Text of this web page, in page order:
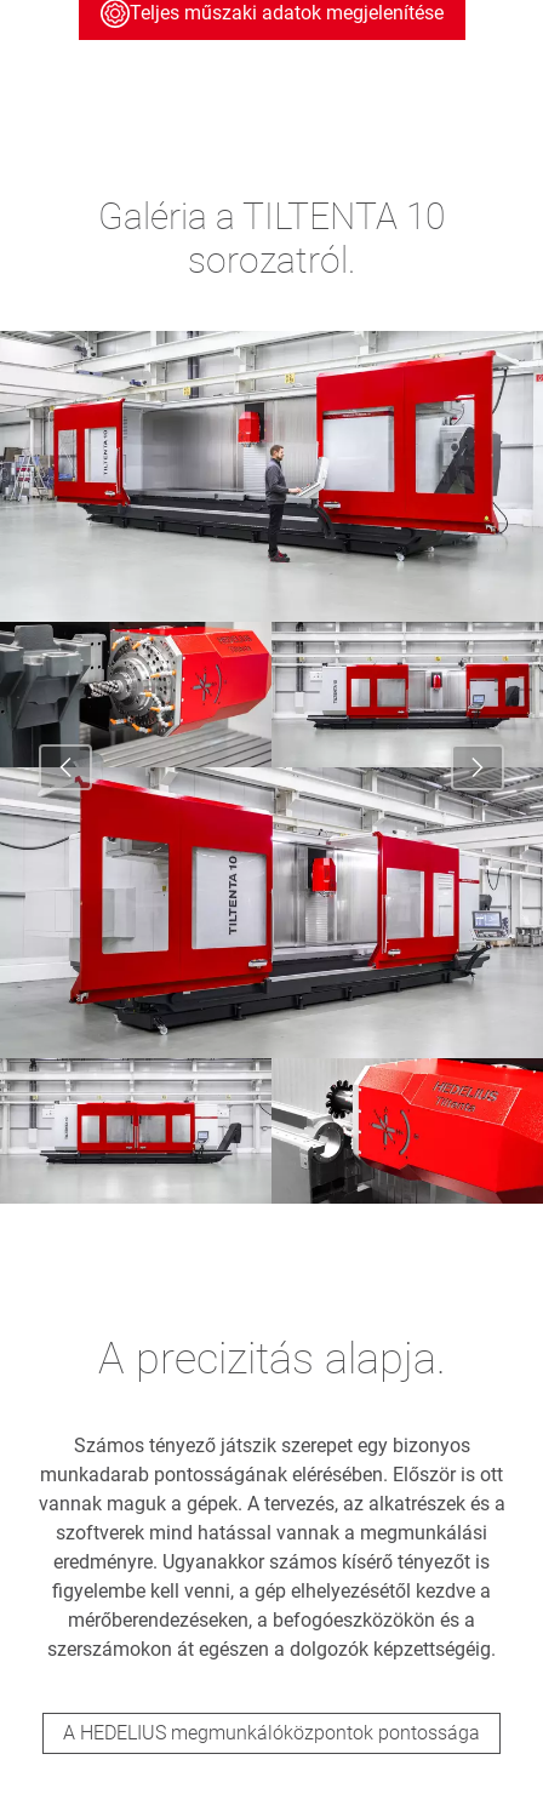
Teljes műszaki adatok megjelenítése
Galéria a TILTENTA 10
sorozatról.
A precizitás alapja.
Számos tényező játszik szerepet egy bizonyos
munkadarab pontosságának elérésében. Először is ott
vannak maguk a gépek. A tervezés, az alkatrészek és a
szoftverek mind hatással vannak a megmunkálási
eredményre. Ugyanakkor számos kísérő tényezőt is
figyelembe kell venni, a gép elhelyezésétől kezdve a
mérőberendezéseken, a befogóeszközökön és a
szerszámokon át egészen a dolgozók képzettségéig.
A HEDELIUS megmunkálóközpontok pontossága